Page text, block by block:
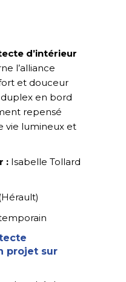
d’intérieur
l’alliance
et douceur
en bord
repensé
vie lumineux et
: Isabelle Tollard
projet sur